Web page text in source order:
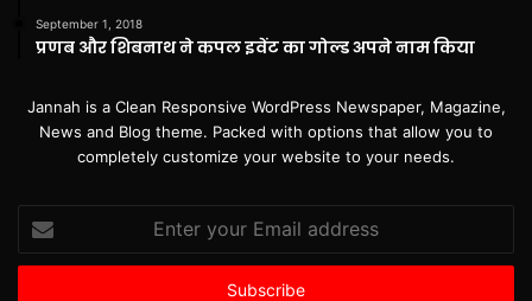
September 1, 2018
प्रणब और शिबनाथ ने कपल इवेंट का गोल्ड अपने नाम किया
Jannah is a Clean Responsive WordPress Newspaper, Magazine,
News and Blog theme. Packed with options that allow you to
completely customize your website to your needs.
your
Email